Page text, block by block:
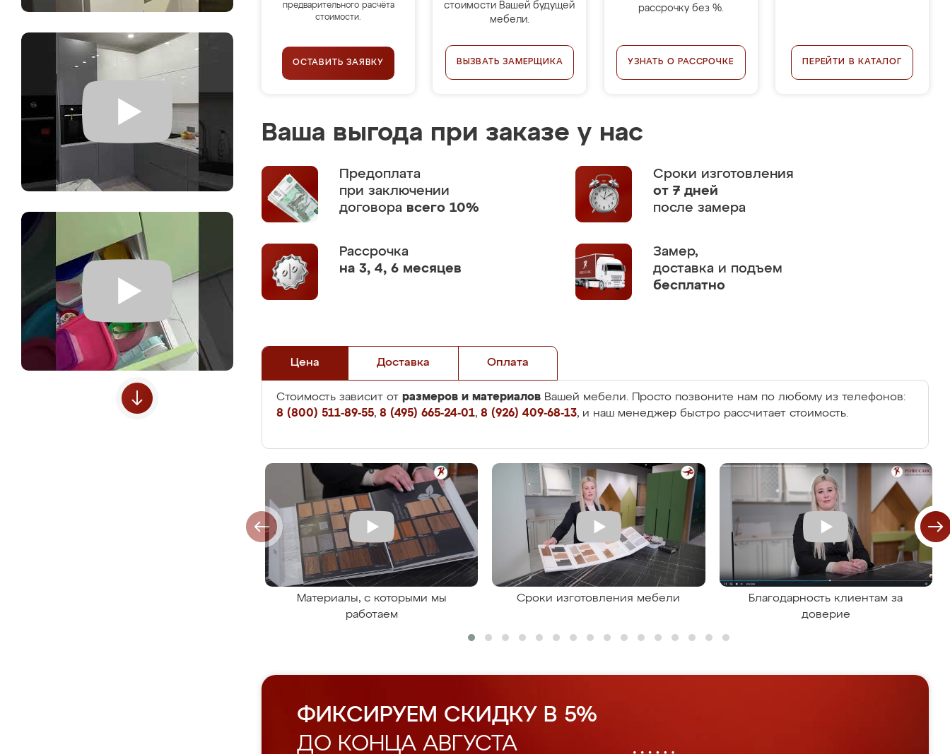
предварительного расчёта
стоимости.
ОСТАВИТЬ ЗАЯВКУ
стоимости Вашей будущей
мебели.
ВЫЗВАТЬ ЗАМЕРЩИКА
рассрочку без %.
УЗНАТЬ О РАССРОЧКЕ ПЕРЕЙТИ В КАТАЛОГ
Ваша выгода при заказе у нас
Предоплата
при заключении
договора всего 10%
Сроки изготовления
от 7 дней
после замера
Рассрочка
на 3, 4, 6 месяцев
Замер,
доставка и подъем
бесплатно
Цена Доставка Оплата
Стоимость зависит от размеров и материалов Вашей мебели. Просто позвоните нам по любому из телефонов:
8 (800) 511-89-55, 8 (495) 665-24-01, 8 (926) 409-68-13, и наш менеджер быстро рассчитает стоимость.
Материалы, с которыми мы
работаем
Сроки изготовления мебели
Благодарность клиентам за
доверие
ФИКСИРУЕМ СКИДКУ В 5%
ДО КОНЦА АВГУСТА